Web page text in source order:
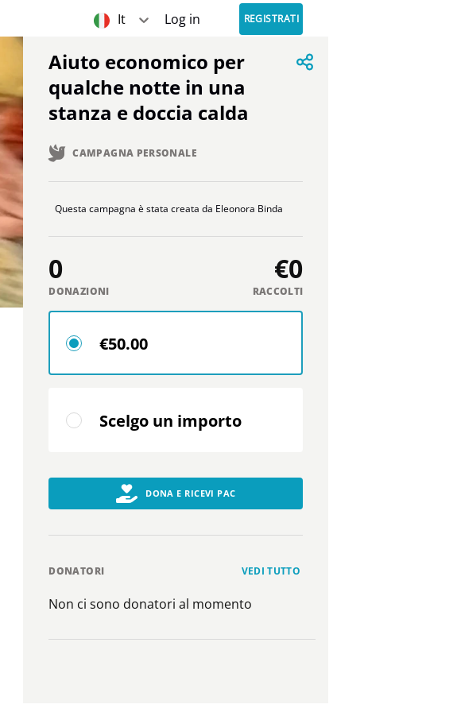
It Log in REGISTRATI
Aiuto economico per
qualche notte in una
stanza e doccia calda
CAMPAGNA PERSONALE
Questa campagna è stata creata da Eleonora Binda
0
DONAZIONI
€0
RACCOLTI
€50.00
Scelgo un importo
DONA E RICEVI PAC
DONATORI VEDI TUTTO
Non ci sono donatori al momento